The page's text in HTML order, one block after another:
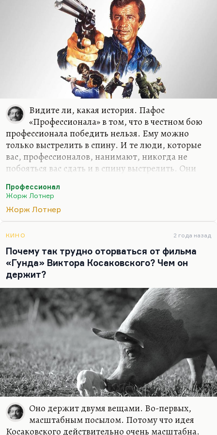
Видите ли, какая история. Пафос
«Профессионала» в том, что в честном бою
профессионала победить нельзя. Ему можно
только выстрелить в спину. И те люди, которые
вас, профессионалов, нанимают, никогда не
побояться вас сдать и в спину выстрелить. Они
вопросу о дьяволе — покровителе художника. То
есть до какого-то момента он вам
покровительствует, пока вы ему не мешаете.
извините, соскакивать с этой иглы.
Что касается Бельмондо, мне он всегда был важен
тем, что он человек высококультурный. Всю
жизнь играл бандита, а был сыном скульптора,
таким действительно очень наслушанным,
насмотренным,…
Профессионал
Жорж Лотнер
Жорж Лотнер
КИНО 2 года назад
Почему так трудно оторваться от фильма
«Гунда» Виктора Косаковского? Чем он
держит?
Оно держит двумя вещами. Во-первых,
масштабным посылом. Потому что идея
Косаковского действительно очень масштабна.